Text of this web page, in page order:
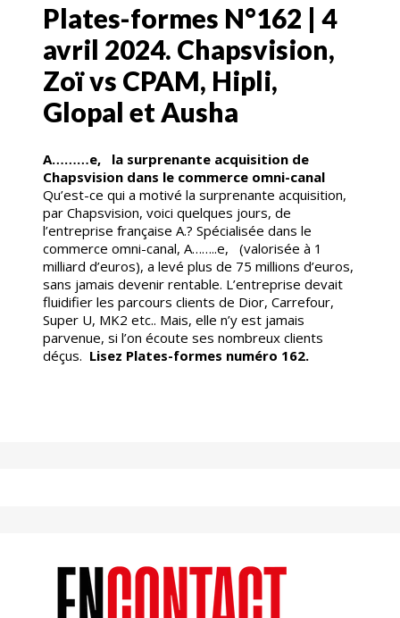
Plates-formes N°162 | 4
avril 2024. Chapsvision,
Zoï vs CPAM, Hipli,
Glopal et Ausha
A………e, la surprenante acquisition de
Chapsvision dans le commerce omni-canal
Qu’est-ce qui a motivé la surprenante acquisition,
par Chapsvision, voici quelques jours, de
l’entreprise française A.? Spécialisée dans le
commerce omni-canal, A……..e, (valorisée à 1
milliard d’euros), a levé plus de 75 millions d’euros,
sans jamais devenir rentable. L’entreprise devait
fluidifier les parcours clients de Dior, Carrefour,
Super U, MK2 etc.. Mais, elle n’y est jamais
parvenue, si l’on écoute ses nombreux clients
déçus. Lisez Plates-formes numéro 162.